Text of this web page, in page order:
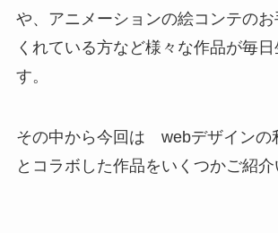
や、アニメーションの絵コンテの
くれている方など様々な作品が毎日
す。
その中から今回は webデザインの
とコラボした作品をいくつかご紹介